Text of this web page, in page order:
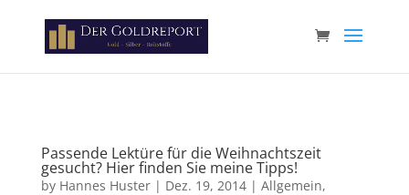
Passende Lektüre für die Weihnachtszeit
gesucht? Hier finden Sie meine Tipps!
by Hannes Huster| Dez. 19, 2014| Allgemein,